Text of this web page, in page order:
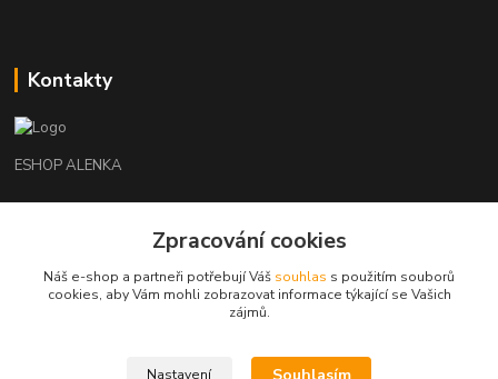
Kontakty
ESHOP ALENKA
+420602541312
orechovka@inmes.cz
Zpracování cookies
Náš e-shop a partneři potřebují Váš souhlas s použitím souborů
cookies, aby Vám mohli zobrazovat informace týkající se Vašich
zájmů.
Nastavení